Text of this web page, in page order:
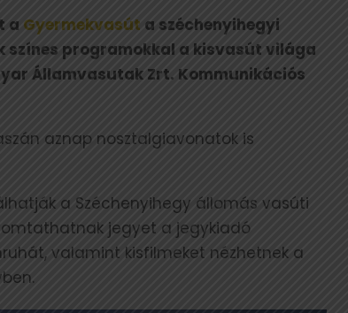
a Gyermekvasút a széchenyihegyi
színes programokkal a kisvasút világa
Államvasutak Zrt. Kommunikációs
aznap nosztalgiavonatok is
a Széchenyihegy állomás vasúti
jegyet a jegykiadó
valamint kisfilmeket nézhetnek a